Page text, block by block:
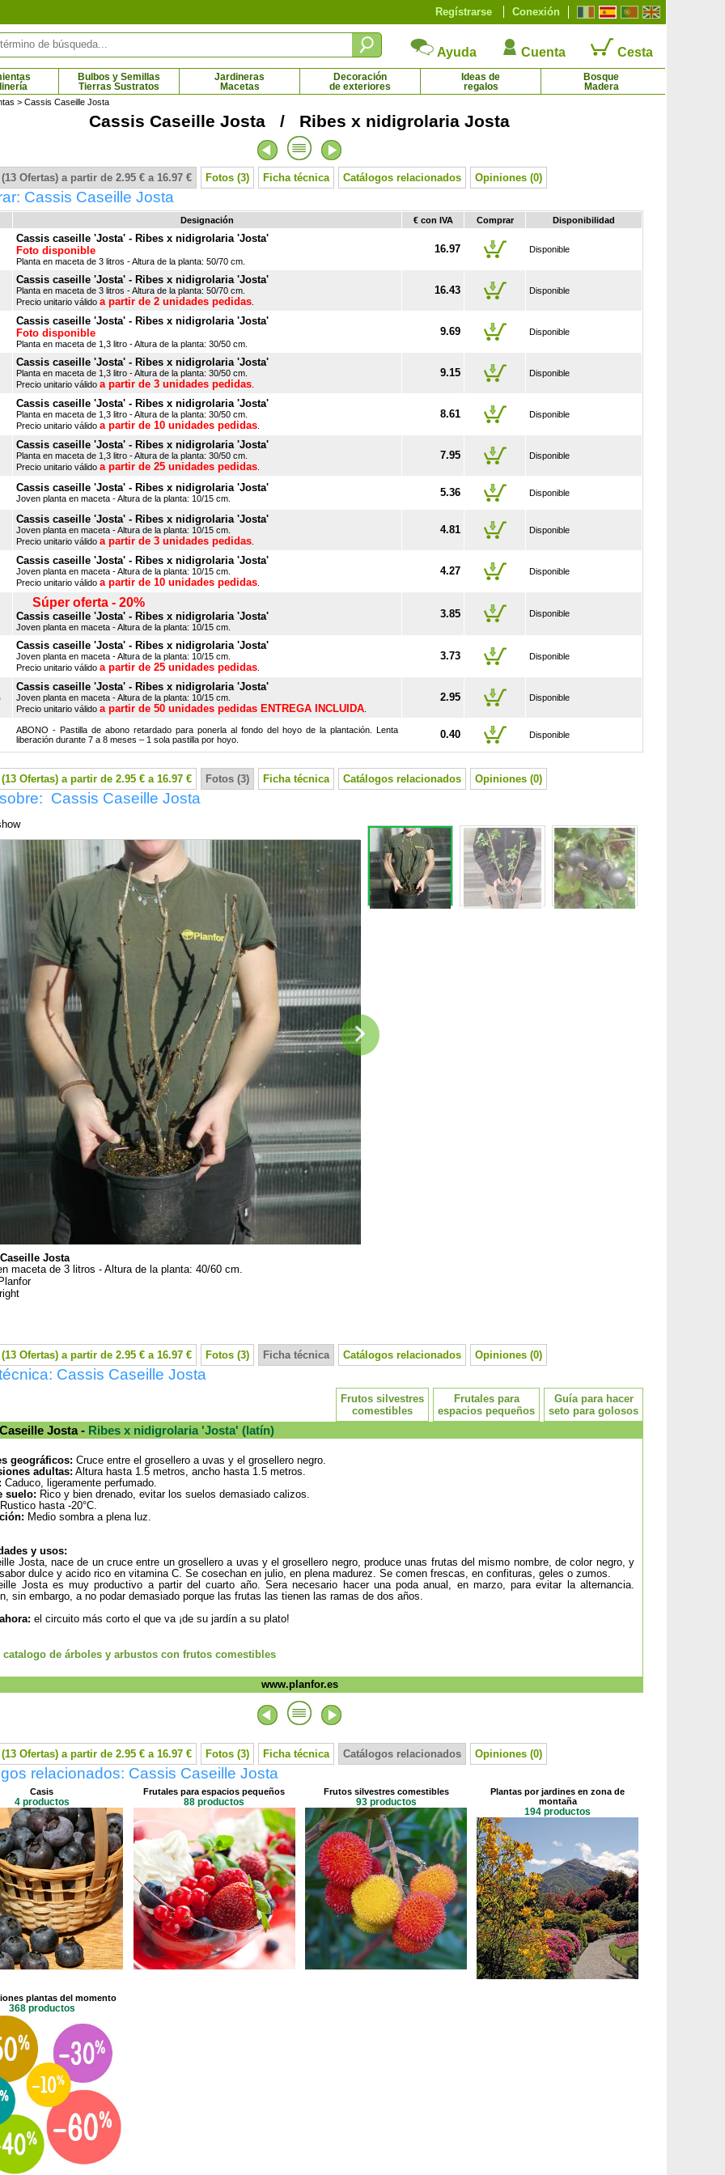
Conexión
Regístrarse
Ayuda Cuenta Cesta
Bulbos y Semillas
Tierras Sustratos
Jardineras
Macetas
Decoración
de exteriores
Ideas de
regalos
Bosque
Madera
> Cassis Caseille Josta
Cassis Caseille Josta / Ribes x nidigrolaria Josta
Ofertas) a partir de 2.95 € a 16.97 € Fotos (3) Ficha técnica Catálogos relacionados Opiniones (0)
Cassis Caseille Josta
Designación € con IVA Comprar Disponibilidad
Cassis caseille 'Josta' - Ribes x nidigrolaria 'Josta'
Foto disponible
Planta en maceta de 3 litros - Altura de la planta: 50/70 cm.
16.97 Disponible
Cassis caseille 'Josta' - Ribes x nidigrolaria 'Josta'
Planta en maceta de 3 litros - Altura de la planta: 50/70 cm.
Precio unitario válido a partir de 2 unidades pedidas
16.43 Disponible
Cassis caseille 'Josta' - Ribes x nidigrolaria 'Josta'
Foto disponible
Planta en maceta de 1,3 litro - Altura de la planta: 30/50 cm.
9.69 Disponible
Cassis caseille 'Josta' - Ribes x nidigrolaria 'Josta'
Planta en maceta de 1,3 litro - Altura de la planta: 30/50 cm.
Precio unitario válido a partir de 3 unidades pedidas
9.15 Disponible
Cassis caseille 'Josta' - Ribes x nidigrolaria 'Josta'
Planta en maceta de 1,3 litro - Altura de la planta: 30/50 cm.
Precio unitario válido a partir de 10 unidades pedidas
8.61 Disponible
Cassis caseille 'Josta' - Ribes x nidigrolaria 'Josta'
Planta en maceta de 1,3 litro - Altura de la planta: 30/50 cm.
Precio unitario válido a partir de 25 unidades pedidas
7.95 Disponible
Cassis caseille 'Josta' - Ribes x nidigrolaria 'Josta'
Joven planta en maceta - Altura de la planta: 10/15 cm. 5.36 Disponible
Cassis caseille 'Josta' - Ribes x nidigrolaria 'Josta'
Joven planta en maceta - Altura de la planta: 10/15 cm.
Precio unitario válido a partir de 3 unidades pedidas
4.81 Disponible
Cassis caseille 'Josta' - Ribes x nidigrolaria 'Josta'
Joven planta en maceta - Altura de la planta: 10/15 cm.
Precio unitario válido a partir de 10 unidades pedidas
4.27 Disponible
Súper oferta - 20%
Cassis caseille 'Josta' - Ribes x nidigrolaria 'Josta'
Joven planta en maceta - Altura de la planta: 10/15 cm.
3.85 Disponible
Cassis caseille 'Josta' - Ribes x nidigrolaria 'Josta'
Joven planta en maceta - Altura de la planta: 10/15 cm.
Precio unitario válido a partir de 25 unidades pedidas
3.73 Disponible
Cassis caseille 'Josta' - Ribes x nidigrolaria 'Josta'
Joven planta en maceta - Altura de la planta: 10/15 cm.
Precio unitario válido a partir de 50 unidades pedidas ENTREGA INCLUIDA
2.95 Disponible
ABONO - Pastilla de abono retardado para ponerla al fondo del hoyo de la plantación. Lenta
liberación durante 7 a 8 meses – 1 sola pastilla por hoyo.
0.40 Disponible
Ofertas) a partir de 2.95 € a 16.97 € Fotos (3) Ficha técnica Catálogos relacionados Opiniones (0)
Cassis Caseille Josta
Josta
maceta de 3 litros - Altura de la planta: 40/60 cm.
Planfor
Ofertas) a partir de 2.95 € a 16.97 € Fotos (3) Ficha técnica Catálogos relacionados Opiniones (0)
Cassis Caseille Josta
Guía para hacer
seto para golosos
Frutales para
espacios pequeños
Frutos silvestres
comestibles
Josta - Ribes x nidigrolaria 'Josta' (latín)
geográficos: Cruce entre el grosellero a uvas y el grosellero negro.
adultas: Altura hasta 1.5 metros, ancho hasta 1.5 metros.
Caduco, ligeramente perfumado.
suelo: Rico y bien drenado, evitar los suelos demasiado calizos.
Rustico hasta -20°C.
Medio sombra a plena luz.
y usos:
Josta, nace de un cruce entre un grosellero a uvas y el grosellero negro, produce unas frutas del mismo nombre, de color negro, y
dulce y acido rico en vitamina C. Se cosechan en julio, en plena madurez. Se comen frescas, en confituras, geles o zumos.
Josta es muy productivo a partir del cuarto año. Sera necesario hacer una poda anual, en marzo, para evitar la alternancia.
sin embargo, a no podar demasiado porque las frutas las tienen las ramas de dos años.
el circuito más corto el que va ¡de su jardín a su plato!
catalogo de árboles y arbustos con frutos comestibles
www.planfor.es
Ofertas) a partir de 2.95 € a 16.97 € Fotos (3) Ficha técnica Catálogos relacionados Opiniones (0)
relacionados: Cassis Caseille Josta
Casis
4 productos
Frutales para espacios pequeños
88 productos
Frutos silvestres comestibles
93 productos
Plantas por jardines en zona de
montaña
194 productos
plantas del momento
368 productos